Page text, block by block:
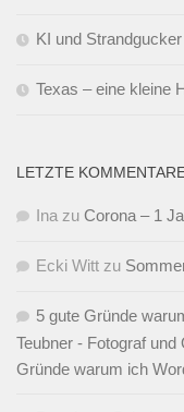
KI und Strandgucker
Texas – eine kleine
LETZTE
Ina zu Corona – 1
Ecki Witt zu
5 gute Gründe
Teubner - Fotograf
Gründe warum ich